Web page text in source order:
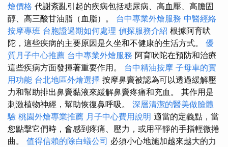
燴價格 代謝紊亂引起的疾病包括糖尿病、高血壓、高膽固
醇、高三酸甘油脂（血脂）。 台中專業外燴服務 中醫經絡
按摩專班 台胞證過期如何處理 偵探服務介紹 根據阿育吠
陀，這些疾病的主要原因是久坐和不健康的生活方式。 優
質月子中心推薦 台中專業外燴服務 阿育吠陀在預防和治療
這些疾病方面發揮著重要作用。 台中精油按摩 子母車的實
用功能 台北地區外燴選擇 按摩鼻竇被認為可以透過緩解壓
力和幫助排出鼻竇黏液來緩解鼻竇疼痛和充血。 其作用是
刺激植物神經，幫助恢復鼻呼吸。 深層清潔的醫美做臉體
驗 桃園外燴專業推薦 月子中心費用說明 適當的定義點，當
您點擊它們時，會感到疼痛、壓力，或用平靜的手指輕微捲
曲。 值得信賴的除白蟻公司 必須小心地施加越來越大的力